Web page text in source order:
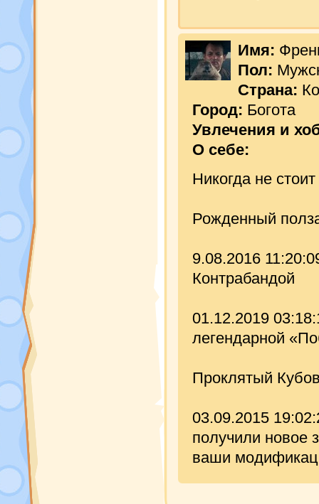
Имя:
Пол:
Страна:
Город: Богота
Увлечения и
О себе:
Никогда не
Рожденный
9.08.2016
Контрабандой
01.12.2019
легендарной
Проклятый
03.09.2015
получили новое
ваши